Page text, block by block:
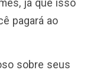
já que isso
pagará ao
sobre seus